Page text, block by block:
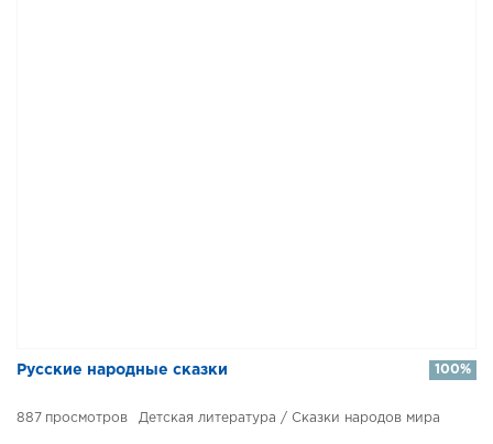
Русские народные сказки ​
887 Детская литература / Сказки народов мира
100%